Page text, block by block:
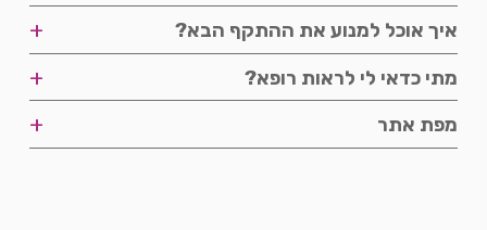
דרגת חומרה
זיהוי הקושי
שליטה במחלה
תדירות התקפים
איך אוכל למנוע את ההתקף הבא? +
מניעה
מתי כדאי לי לראות רופא? +
ייעוץ
מפת אתר +